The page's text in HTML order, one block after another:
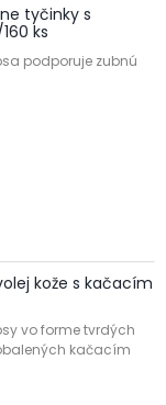
a masáž
ale tiež
ďasien.
ktoré sú
zvieratá?
tyčinky s
ks
podporuje zubnú
kože s kačacím
vo forme tvrdých
kačacím